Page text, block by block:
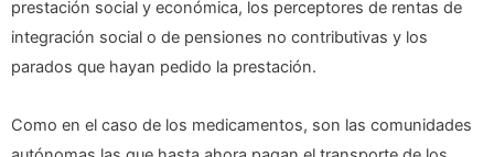
prestación social y económica, los perceptores de rentas de
integración social o de pensiones no contributivas y los
parados que hayan pedido la prestación.
Como en el caso de los medicamentos, son las comunidades